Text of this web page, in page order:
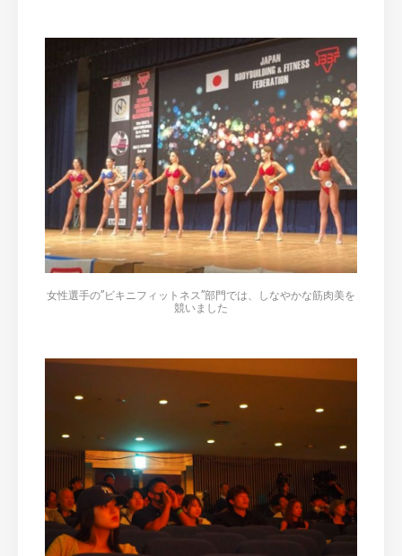
女性選手の”ビキニフィットネス”部門では、しなやかな筋肉美を
競いました